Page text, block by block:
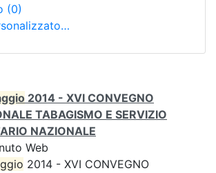
(0)
2014 - XVI CONVEGNO
TABAGISMO E SERVIZIO
NAZIONALE
Web
2014 - XVI CONVEGNO